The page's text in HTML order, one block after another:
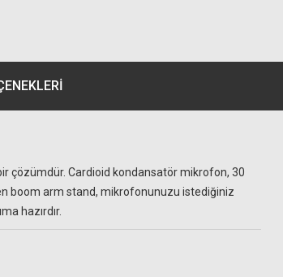
çözümdür. Cardioid kondansatör mikrofon, 30
boom arm stand, mikrofonunuzu istediğiniz
hazırdır.